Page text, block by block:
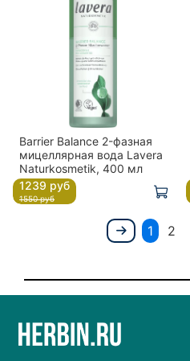
Barrier Balance 2-фазная
мицеллярная вода Lavera
Naturkosmetik, 400 мл
1239 руб
1550 руб
1 2